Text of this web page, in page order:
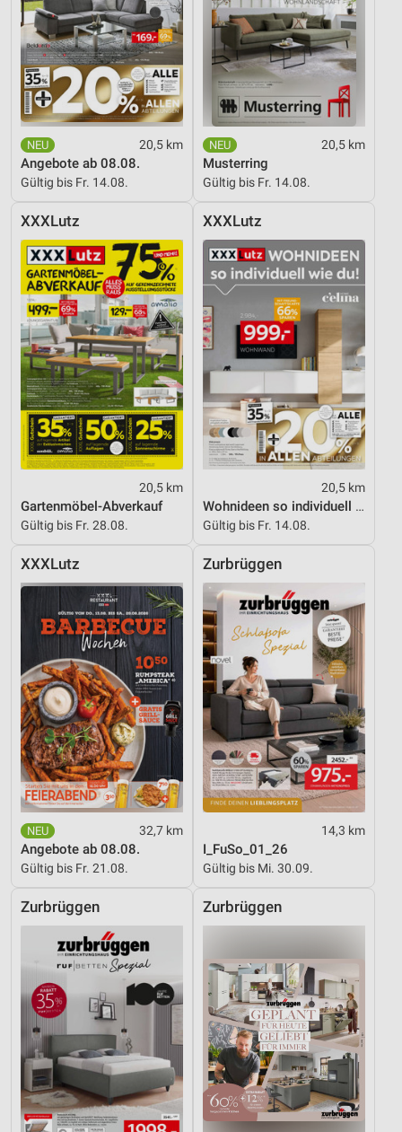
20,5 km
Angebote ab 08.08.
Gültig bis Fr. 14.08.
20,5 km
Musterring
Gültig bis Fr. 14.08.
XXXLutz
20,5 km
Gartenmöbel-Abverkauf
Gültig bis Fr. 28.08.
XXXLutz
20,5 km
Wohnideen so individuell wie du!
Gültig bis Fr. 14.08.
XXXLutz
32,7 km
Angebote ab 08.08.
Gültig bis Fr. 21.08.
Zurbrüggen
14,3 km
I_FuSo_01_26
Gültig bis Mi. 30.09.
Zurbrüggen Zurbrüggen
Geräte anhand von aktiv angeforderten
Informationen identifizieren
Nicht-IAB-Verarbeitungszwecke:
Notwendig
Performance
Funktional
Werbung